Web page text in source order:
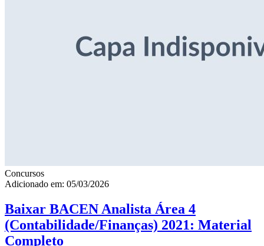
Concursos
Adicionado em: 05/03/2026
Baixar BACEN Analista Área 4
(Contabilidade/Finanças) 2021: Material
Completo